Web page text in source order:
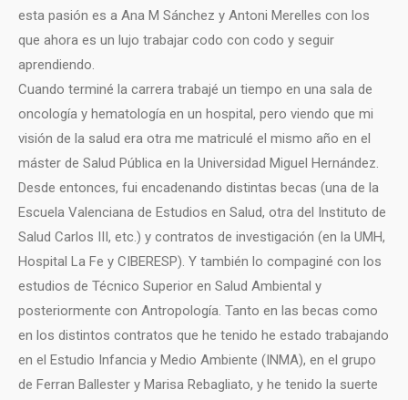
esta pasión es a Ana M Sánchez y Antoni Merelles con los
que ahora es un lujo trabajar codo con codo y seguir
aprendiendo.
Cuando terminé la carrera trabajé un tiempo en una sala de
oncología y hematología en un hospital, pero viendo que mi
visión de la salud era otra me matriculé el mismo año en el
máster de Salud Pública en la Universidad Miguel Hernández.
Desde entonces, fui encadenando distintas becas (una de la
Escuela Valenciana de Estudios en Salud, otra del Instituto de
Salud Carlos III, etc.) y contratos de investigación (en la UMH,
Hospital La Fe y CIBERESP). Y también lo compaginé con los
estudios de Técnico Superior en Salud Ambiental y
posteriormente con Antropología. Tanto en las becas como
en los distintos contratos que he tenido he estado trabajando
en el Estudio Infancia y Medio Ambiente (INMA), en el grupo
de Ferran Ballester y Marisa Rebagliato, y he tenido la suerte